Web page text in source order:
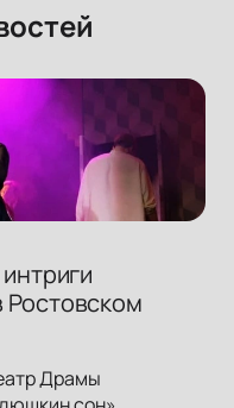
Драмы